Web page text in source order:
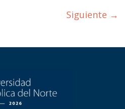
Siguiente →